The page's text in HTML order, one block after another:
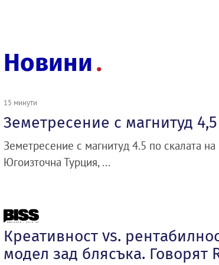
Новини
15 минути
Земетресение с магнитуд
Земетресение с магнитуд 4.5 по скалата
Югоизточна Турция, ...
Креативност vs.
модел зад блясъка. Говорят